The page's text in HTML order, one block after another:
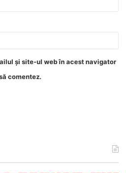
și site-ul web în acest navigator
comentez.